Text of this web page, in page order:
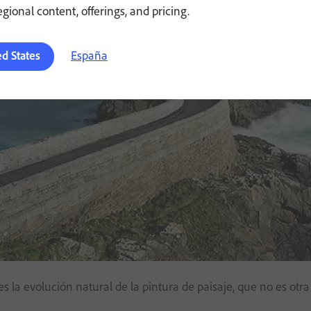
la evolución natural de la pintura de paisaje, que no es
content, offerings, and pricing.
States España